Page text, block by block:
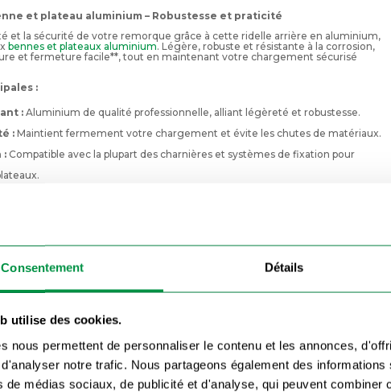
Consentement Détails
utilise des cookies.
nous permettent de personnaliser le contenu et les annonces,
notre trafic. Nous partageons également des
de médias sociaux, de publicité et d'analyse, qui peuvent
et plateau aluminium – Robustesse et praticité
et la sécurité de votre remorque grâce à cette ridelle arrière en aluminium,
bennes et plateaux aluminium. Légère, robuste et résistante à la corrosion,
et fermeture facile**, tout en maintenant votre chargement sécurisé
:
: Aluminium de qualité professionnelle, alliant légèreté et robustesse.
:Maintient fermement votre chargement et évite les chutes de matériaux.
: Compatible avec la plupart des charnières et systèmes de fixation pour
:
arrière en aluminium ?
avec plusieurs modèles de bennes basculantes et plateaux ouverts.
:
Assure une fermeture fiable et sécurisée, pour un transport en toute